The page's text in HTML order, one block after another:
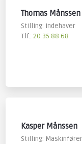
Thomas Månssen​
Stilling: Indehaver
Tlf.: 20 35 88 68
Kasper Månssen​
​Stilling: Maskinfører